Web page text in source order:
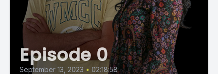
Episode 0
September 13, 2023 • 02:18:58